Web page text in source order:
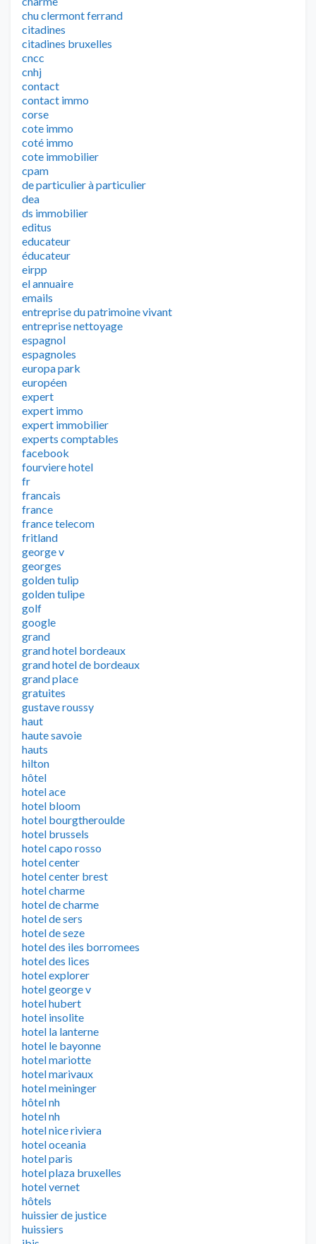
chu clermont ferrand
citadines
citadines bruxelles
cncc
cnhj
contact
contact immo
corse
cote immo
coté immo
cote immobilier
cpam
de particulier à particulier
dea
ds immobilier
editus
educateur
éducateur
eirpp
el annuaire
emails
entreprise du patrimoine vivant
entreprise nettoyage
espagnol
espagnoles
europa park
européen
expert
expert immo
expert immobilier
experts comptables
facebook
fourviere hotel
fr
francais
france
france telecom
fritland
george v
georges
golden tulip
golden tulipe
golf
google
grand
grand hotel bordeaux
grand hotel de bordeaux
grand place
gratuites
gustave roussy
haut
haute savoie
hauts
hilton
hôtel
hotel ace
hotel bloom
hotel bourgtheroulde
hotel brussels
hotel capo rosso
hotel center
hotel center brest
hotel charme
hotel de charme
hotel de sers
hotel de seze
hotel des iles borromees
hotel des lices
hotel explorer
hotel george v
hotel hubert
hotel insolite
hotel la lanterne
hotel le bayonne
hotel mariotte
hotel marivaux
hotel meininger
hôtel nh
hotel nh
hotel nice riviera
hotel oceania
hotel paris
hotel plaza bruxelles
hotel vernet
hôtels
huissier de justice
huissiers